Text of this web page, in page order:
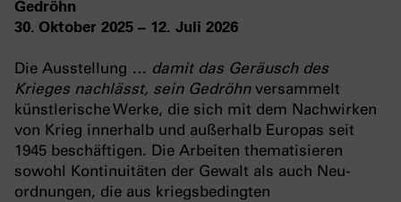
Gedröhn
30. Oktober 2025 – 12. Juli 2026
Die Ausstellung … damit das Geräusch des
Krieges nachlässt, sein Gedröhn versammelt
künstlerische Werke, die sich mit dem Nachwirken
von Krieg innerhalb und außerhalb Europas seit
1945 beschäftigen. Die Arbeiten thematisieren
sowohl Kontinuitäten der Gewalt als auch Neu-
ordnungen, die aus kriegsbedingten